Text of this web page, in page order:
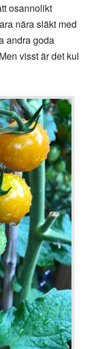
osannolikt
nära släkt med
andra goda
visst är det kul